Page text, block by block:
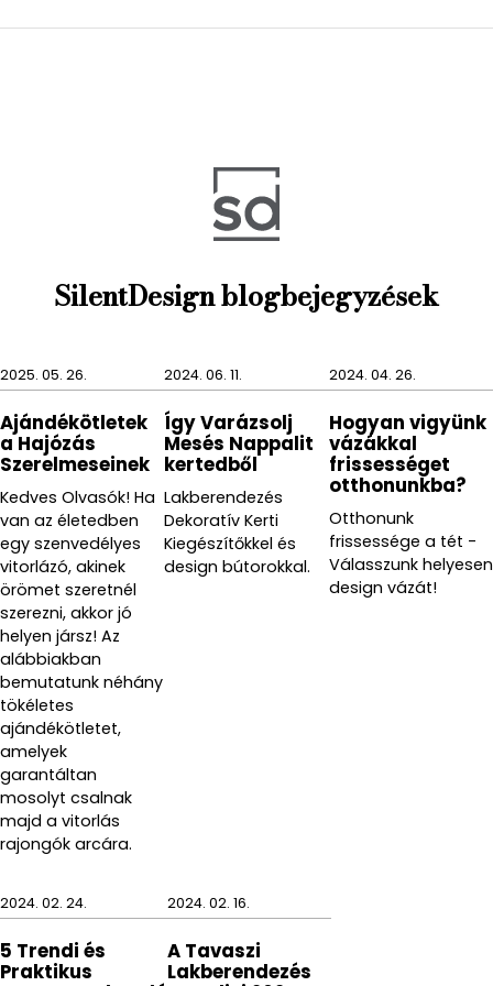
SilentDesign blogbejegyzések
2025. 05. 26.
Ajándékötletek
a Hajózás
Szerelmeseinek
Kedves Olvasók! Ha
van az életedben
egy szenvedélyes
vitorlázó, akinek
örömet szeretnél
szerezni, akkor jó
helyen jársz! Az
alábbiakban
bemutatunk néhány
tökéletes
ajándékötletet,
amelyek
garantáltan
mosolyt csalnak
majd a vitorlás
rajongók arcára.
2024. 06. 11.
Így Varázsolj
Mesés Nappalit
kertedből
Lakberendezés
Dekoratív Kerti
Kiegészítőkkel és
design bútorokkal.
2024. 04. 26.
Hogyan vigyünk
vázákkal
frissességet
otthonunkba?
Otthonunk
frissessége a tét -
Válasszunk helyesen
design vázát!
2024. 02. 24.
5 Trendi és
Praktikus
2024. 02. 16.
A Tavaszi
Lakberendezés